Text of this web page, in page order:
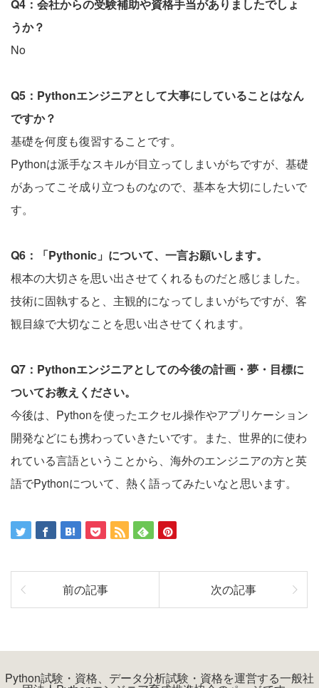
Q4：会社からの受験補助や資格手当がありましたでしょ
うか？
No
Q5：Pythonエンジニアとして大事にしていることはなん
ですか？
基礎を何度も復習することです。
Pythonは派手なスキルが目立ってしまいがちですが、基礎
があってこそ成り立つものなので、基本を大切にしたいで
す。
Q6：「Pythonic」について、一言お願いします。
根本の大切さを思い出させてくれるものだと感じました。
技術に固執すると、主観的になってしまいがちですが、客
観目線で大切なことを思い出させてくれます。
Q7：Pythonエンジニアとしての今後の計画・夢・目標に
ついてお教えください。
今後は、Pythonを使ったエクセル操作やアプリケーション
開発などにも携わっていきたいです。また、世界的に使わ
れている言語ということから、海外のエンジニアの方と英
語でPythonについて、熱く語ってみたいなと思います。
前の記事 次の記事
Python試験・資格、データ分析試験・資格を運営する一般社